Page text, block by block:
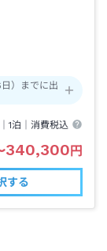
）までに出
1泊 ｜消費税込
340,300円
する